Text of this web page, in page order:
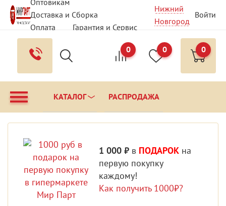
Оптовикам
Доставка и Сборка
Оплата
Гарантия и Сервис
Вопрос - Ответ
Контакты
Нижний
Новгород
Войти
0 0 0
КАТАЛОГ РАСПРОДАЖА
1 000 ₽ в ПОДАРОК на
первую покупку
каждому!
Как получить 1000₽?